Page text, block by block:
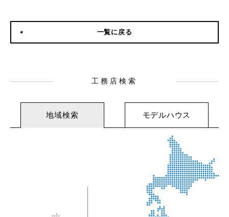
一覧に戻る
工務店検索
地域検索 モデルハウス